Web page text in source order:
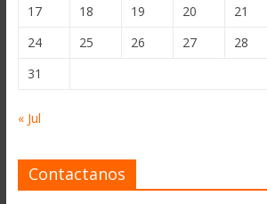
17
18 19 20 21
24
25 26 27 28
31
« Jul
Contactanos